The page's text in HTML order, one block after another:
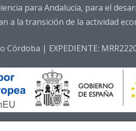
para Andalucía, para el
a la transición de la actividad
Córdoba | EXPEDIENTE: